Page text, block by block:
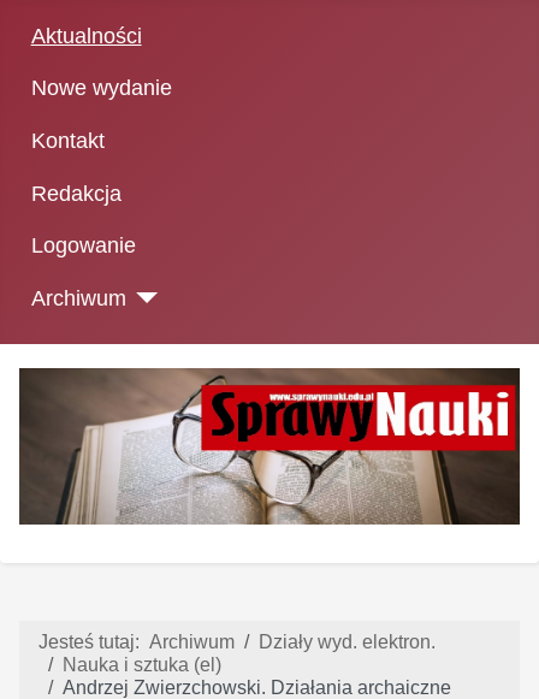
Aktualności
Nowe wydanie
Kontakt
Redakcja
Logowanie
Archiwum
Jesteś tutaj: Archiwum
Działy wyd. elektron.
Nauka i sztuka (el)
Andrzej Zwierzchowski. Działania archaiczne